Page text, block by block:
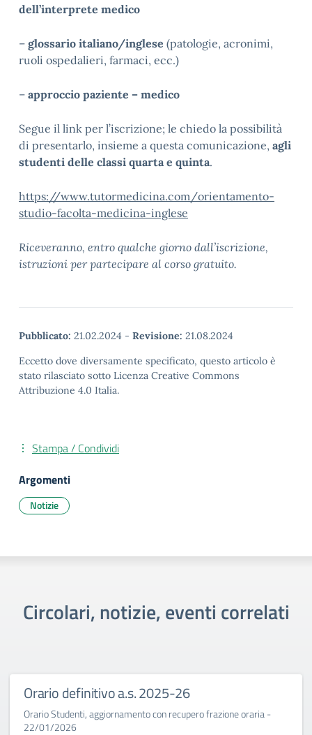
dell’interprete medico
– glossario italiano/inglese (patologie, acronimi,
ruoli ospedalieri, farmaci, ecc.)
– approccio paziente – medico
Segue il link per l’iscrizione; le chiedo la possibilità
di presentarlo, insieme a questa comunicazione, agli
studenti delle classi quarta e quinta.
https://www.tutormedicina.com/orientamento-
studio-facolta-medicina-inglese
Riceveranno, entro qualche giorno dall’iscrizione,
istruzioni per partecipare al corso gratuito.
Pubblicato: 21.02.2024 - Revisione: 21.08.2024
Eccetto dove diversamente specificato, questo articolo è
stato rilasciato sotto Licenza Creative Commons
Attribuzione 4.0 Italia.
Stampa / Condividi
Argomenti
Notizie
Circolari, notizie, eventi correlati
Orario definitivo a.s. 2025-26
Orario Studenti, aggiornamento con recupero frazione oraria -
22/01/2026